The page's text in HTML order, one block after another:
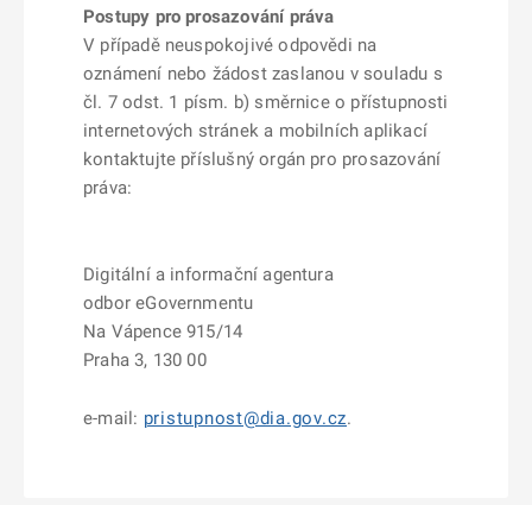
Postupy pro prosazování práva
V případě neuspokojivé odpovědi na
oznámení nebo žádost zaslanou v souladu s
čl. 7 odst. 1 písm. b) směrnice o přístupnosti
internetových stránek a mobilních aplikací
kontaktujte příslušný orgán pro prosazování
práva:
Digitální a informační agentura
odbor eGovernmentu
Na Vápence 915/14
Praha 3, 130 00
e-mail: pristupnost@dia.gov.cz.